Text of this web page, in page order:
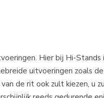
Hier bij Hi-
uitvoeringen zoals
de rit ook zult kiezen, u